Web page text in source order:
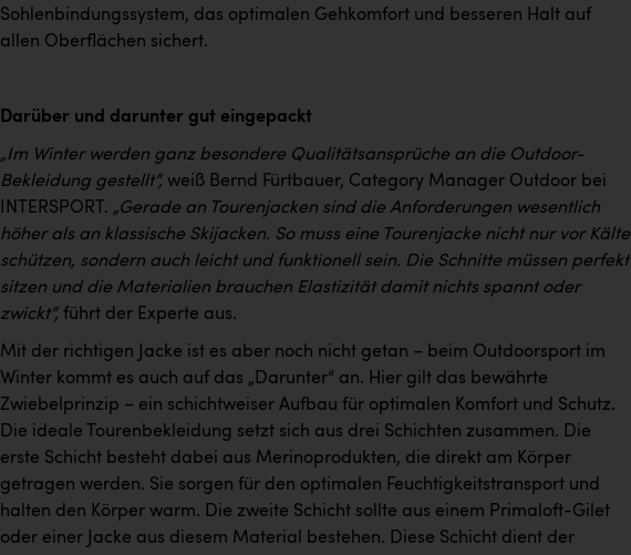
Sohlenbindungssystem, das optimalen Gehkomfort und besseren Halt auf
allen Oberflächen sichert.
Darüber und darunter gut eingepackt
„Im Winter werden ganz besondere Qualitätsansprüche an die Outdoor-
Bekleidung gestellt“, weiß Bernd Fürtbauer, Category Manager Outdoor bei
INTERSPORT. „Gerade an Tourenjacken sind die Anforderungen wesentlich
höher als an klassische Skijacken. So muss eine Tourenjacke nicht nur vor Kälte
schützen, sondern auch leicht und funktionell sein. Die Schnitte müssen perfekt
sitzen und die Materialien brauchen Elastizität damit nichts spannt oder
zwickt“, führt der Experte aus.
Mit der richtigen Jacke ist es aber noch nicht getan – beim Outdoorsport im
Winter kommt es auch auf das „Darunter“ an. Hier gilt das bewährte
Zwiebelprinzip – ein schichtweiser Aufbau für optimalen Komfort und Schutz.
Die ideale Tourenbekleidung setzt sich aus drei Schichten zusammen. Die
erste Schicht besteht dabei aus Merinoprodukten, die direkt am Körper
getragen werden. Sie sorgen für den optimalen Feuchtigkeitstransport und
halten den Körper warm. Die zweite Schicht sollte aus einem Primaloft-Gilet
oder einer Jacke aus diesem Material bestehen. Diese Schicht dient der